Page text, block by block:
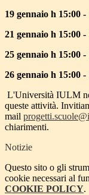
19 gennaio h 15:00 -
21 gennaio h 15:00 -
25 gennaio h 15:00 -
26 gennaio h 15:00 -
L'Università IULM
queste attività.
mail
chiarimenti.
Notizie
Questo sito o gli
cookie necessari al
COOKIE POLICY.